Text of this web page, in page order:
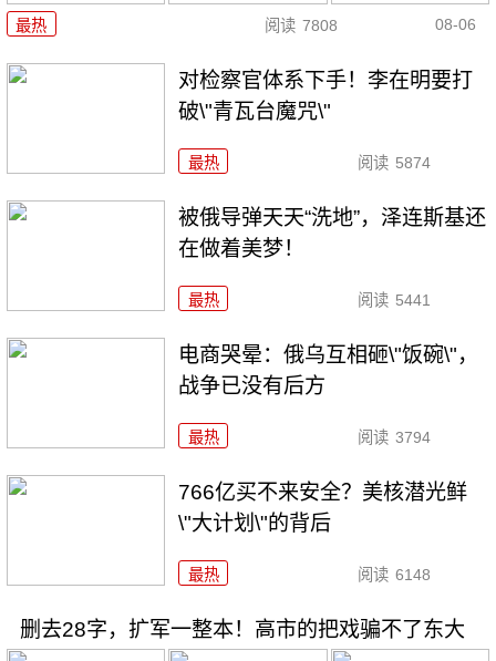
最热 阅读 7808 08-06
对检察官体系下手！李在明要打
破\"青瓦台魔咒\"
最热 阅读 5874
被俄导弹天天“洗地”，泽连斯基还
在做着美梦！
最热 阅读 5441
电商哭晕：俄乌互相砸\"饭碗\"，
战争已没有后方
最热 阅读 3794
766亿买不来安全？美核潜光鲜
\"大计划\"的背后
最热 阅读 6148
删去28字，扩军一整本！高市的把戏骗不了东大